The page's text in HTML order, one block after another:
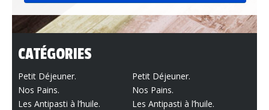
CATÉGORIES
Petit Déjeuner.
Petit Déjeuner.
Nos Pains.
Nos Pains.
Les Antipasti à l’huile.
Les Antipasti à l’huile.